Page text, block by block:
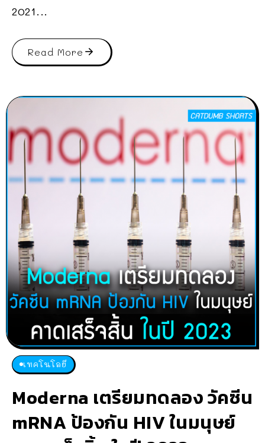
2021...
Read More
เทคโนโลยี
Moderna เตรียมทดลอง วัคซีน
mRNA ป้องกัน HIV ในมนุษย์